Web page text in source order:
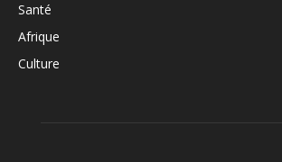
Santé
Afrique
Culture